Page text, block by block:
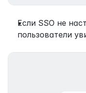
Если SSO не
пользователи